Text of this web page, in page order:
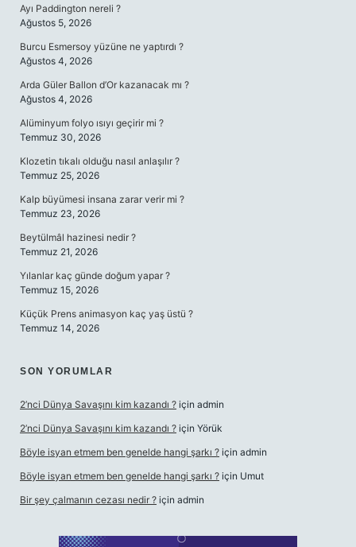
Ayı Paddington nereli ?
Ağustos 5, 2026
Burcu Esmersoy yüzüne ne yaptırdı ?
Ağustos 4, 2026
Arda Güler Ballon d’Or kazanacak mı ?
Ağustos 4, 2026
Alüminyum folyo ısıyı geçirir mi ?
Temmuz 30, 2026
Klozetin tıkalı olduğu nasıl anlaşılır ?
Temmuz 25, 2026
Kalp büyümesi insana zarar verir mi ?
Temmuz 23, 2026
Beytülmâl hazinesi nedir ?
Temmuz 21, 2026
Yılanlar kaç günde doğum yapar ?
Temmuz 15, 2026
Küçük Prens animasyon kaç yaş üstü ?
Temmuz 14, 2026
SON YORUMLAR
2’nci Dünya Savaşını kim kazandı ? için admin
2’nci Dünya Savaşını kim kazandı ? için Yörük
Böyle isyan etmem ben genelde hangi şarkı ? için admin
Böyle isyan etmem ben genelde hangi şarkı ? için Umut
Bir şey çalmanın cezası nedir ? için admin